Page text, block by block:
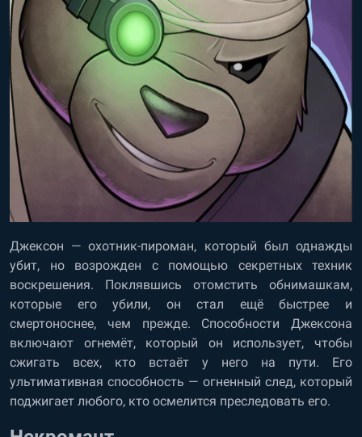
Джексон — охотник-пироман, который был однажды
убит, но возрожден с помощью секретных техник
воскрешения. Поклявшись отомстить обнимашкам,
которые его убили, он стал ещё быстрее и
смертоноснее, чем прежде. Способности Джексона
включают огнемёт, который он использует, чтобы
сжигать всех, кто встаёт у него на пути. Его
ультимативная способность — огненный след, который
поджигает любого, кто осмелится преследовать его.